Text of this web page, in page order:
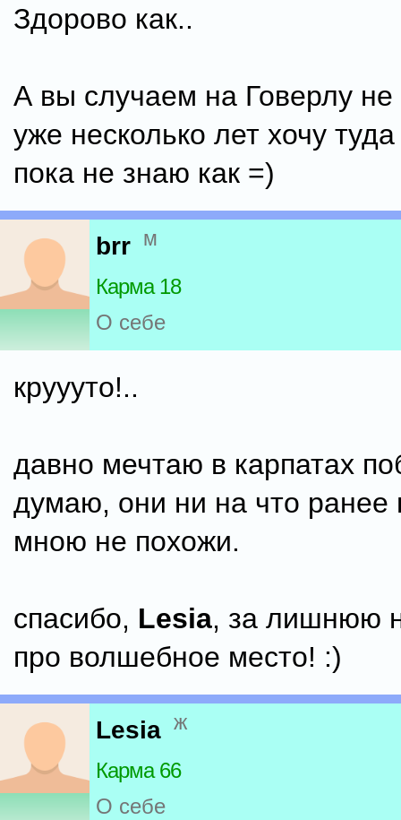
Здорово как..
А вы случаем на Говерлу не
уже несколько лет хочу
пока не знаю как =)
brr м
Карма 18
О себе
круууто!..
давно мечтаю в карпатах
думаю, они ни на что ранее
мною не похожи.
спасибо, Lesia, за лишнюю
про волшебное место! :)
Lesia ж
Карма 66
О себе